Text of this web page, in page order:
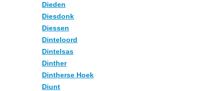
Dieden
Diesdonk
Diessen
Dinteloord
Dintelsas
Dinther
Dintherse Hoek
Diunt